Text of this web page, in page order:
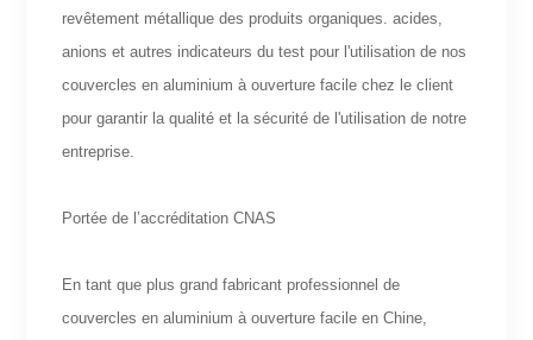
revêtement métallique des produits organiques. acides,
anions et autres indicateurs du test pour l'utilisation de nos
couvercles en aluminium à ouverture facile chez le client
pour garantir la qualité et la sécurité de l'utilisation de notre
entreprise.
Portée de l’accréditation CNAS
En tant que plus grand fabricant professionnel de
couvercles en aluminium à ouverture facile en Chine,